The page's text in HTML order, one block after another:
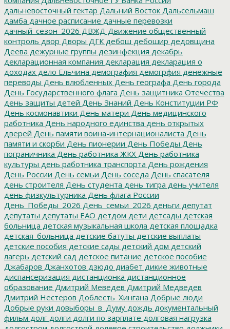
дальневосточный гектар Дальний Восток Дальсельмаш
дамба дачное расписание дачные перевозки
дачный_сезон_2026 ДВЖД Движение общественный
контроль двор Дворы ДГКдебош дебошир дедовщина
Деева дежурные группы дезинфекция декабрь
декларационная компания декларация декларация о
доходах дело Ельчина демография демогрфия денежные
переводы День влюбленных День географа День города
День Государственного флага День защитника Отечества
день защиты детей День Знаний День Конституции РФ
День космонавтики День матери День медицинского
работника День народного единства день открытых
дверей День памяти воина-интернационалиста День
памяти и скорби День пионерии День Победы День
пограничника День работника ЖКХ День работника
культуры день работника транспорта День рождения
День России День семьи День соседа День спасателя
день строителя День студента день тигра день учителя
день физкультурника День флага России
День_Победы_2026 День_семьи_2026 деньги депутат
депутаты депутаты ЕАО детдом дети детсады детская
больница детская музыкальная школа детская площадка
детская_больница детские батуты детские выплаты
детские пособия детские сады детский дом детский
лагерь детский сад детское питание детское пособие
Джабаров Джанхотов дзюдо диабет дикие животные
диспансеризация дистанционка дистанционное
образование Дмитрий Меведев Дмитрий Медведев
Дмитрий Нестеров Доблесть_Хингана Добрые люди
Добрые руки довыборы_в_Думу дождь документальный
фильм долг долги долги по зарплате долговая нагрузка